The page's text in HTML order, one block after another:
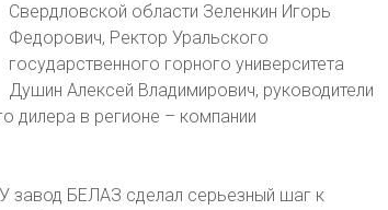
Свердловской области Зеленкин Игорь
Федорович, Ректор Уральского
государственного горного университета
Душин Алексей Владимирович, руководители
дилера в регионе – компании
завод БЕЛАЗ сделал серьезный шаг к